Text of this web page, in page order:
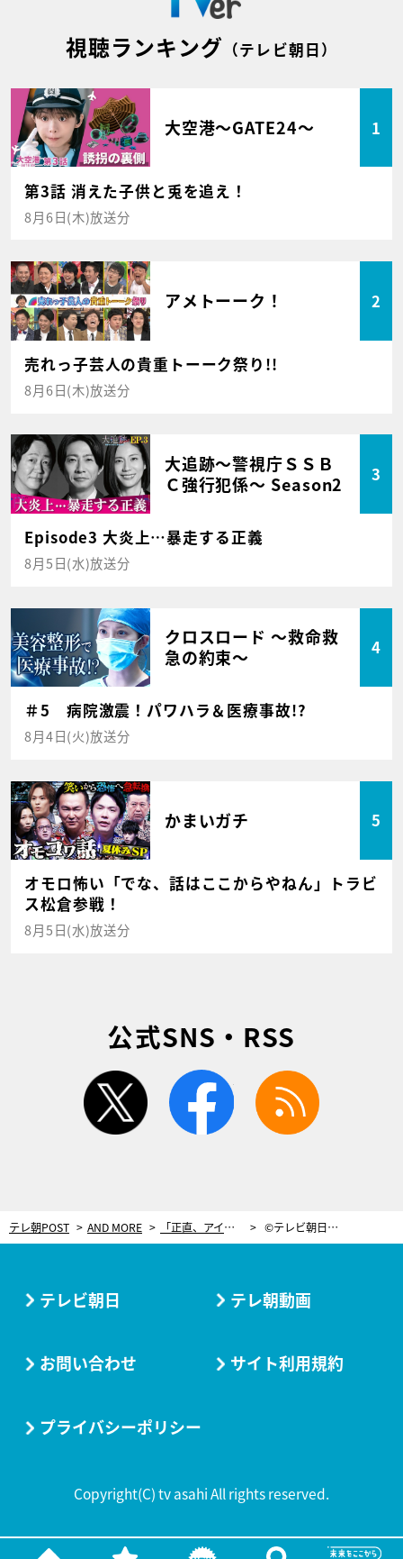
視聴ランキング （テレビ朝日）
大空港～GATE24～ 1
第3話 消えた子供と兎を追え！
8月6日(木)放送分
アメトーーク！ 2
売れっ子芸人の貴重トーーク祭り!!
8月6日(木)放送分
大追跡～警視庁ＳＳＢ
Ｃ強行犯係～ Season2
3
Episode3 大炎上…暴走する正義
8月5日(水)放送分
クロスロード ～救命救
急の約束～
4
＃5 病院激震！パワハラ＆医療事故!?
8月4日(火)放送分
かまいガチ 5
オモロ怖い「でな、話はここからやねん」トラビ
ス松倉参戦！
8月5日(水)放送分
公式SNS・RSS
twitter facebook
テレ朝POST AND MORE 「正直、アイドルを甘くみていてた」小3で父を亡くし、母を守るためアイドルになった16歳少女＜中村守里＞ ©テレビ朝日 友達とお泊りしたときの一枚
テレビ朝日 テレ朝動画
お問い合わせ サイト利用規約
プライバシーポリシー
Copyright(C) tv asahi All rights reserved.